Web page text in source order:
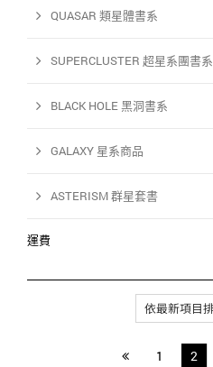
1 2
QUASAR 類星體書系
SUPERCLUSTER 超星系團書系
BLACK HOLE 黑洞書系
GALAXY 星系商品
ASTERISM 群星套書
運費